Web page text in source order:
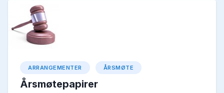
ARRANGEMENTER ÅRSMØTE
Årsmøtepapirer